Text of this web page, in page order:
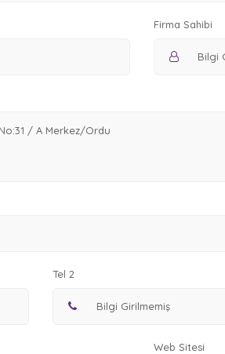
Firma Sahibi
Tel 2
Web Sitesi